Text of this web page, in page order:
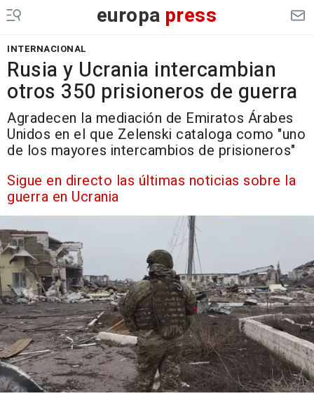
europa press
INTERNACIONAL
Rusia y Ucrania intercambian
otros 350 prisioneros de guerra
Agradecen la mediación de Emiratos Árabes
Unidos en el que Zelenski cataloga como "uno
de los mayores intercambios de prisioneros"
Sigue en directo las últimas noticias sobre la
guerra en Ucrania